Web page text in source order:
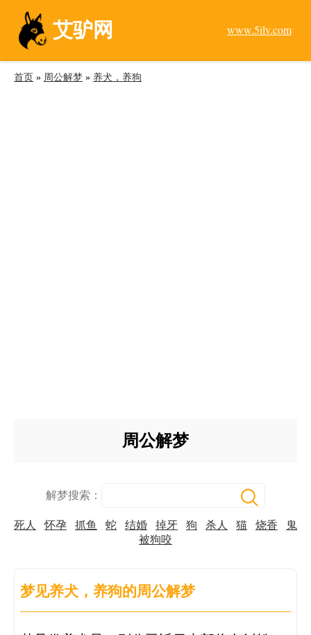
www.5ilv.com
艾驴网
首页 » 周公解梦 » 养犬，养狗
周公解梦
解梦搜索：
死人 怀孕 抓鱼 蛇 结婚 掉牙 狗 杀人 猫 烧香
鬼
被狗咬
梦见养犬，养狗的周公解梦